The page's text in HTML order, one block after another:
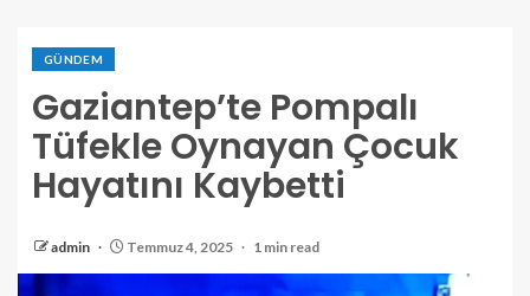
GÜNDEM
Gaziantep’te Pompalı
Tüfekle Oynayan Çocuk
Hayatını Kaybetti
admin Temmuz 4, 2025 1 min read